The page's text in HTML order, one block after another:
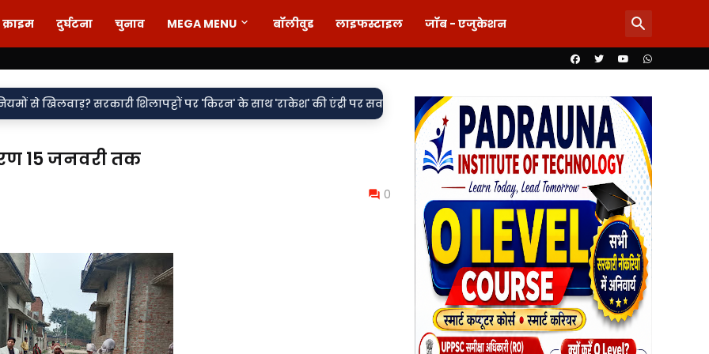
क्राइम दुर्घटना चुनाव MEGA MENU बॉलीवुड लाइफस्टाइल जॉब - एजुकेशन
शिलापट्टों पर 'किरन' के साथ 'राकेश' की एंट्री पर सवाल• वर्दी पर दाग! लड़की-शराब की मांग और महिला से बदसलूकी के आरोप में दो सिपाही
15 जनवरी तक
0